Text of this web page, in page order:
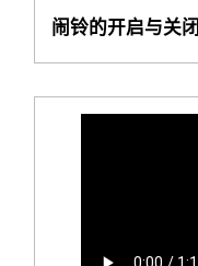
闹铃的开启与关闭